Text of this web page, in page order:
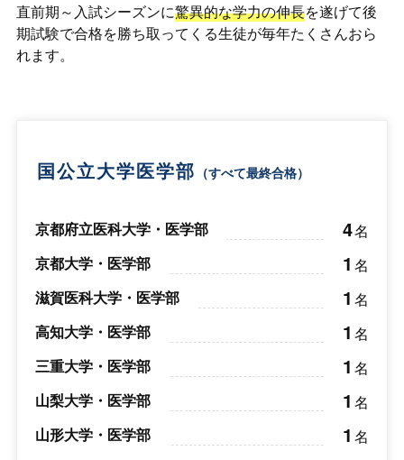
直前期～入試シーズンに驚異的な学力の伸長を遂げて後
期試験で合格を勝ち取ってくる生徒が毎年たくさんおら
れます。
国公立大学医学部 （すべて最終合格）
京都府立医科大学・医学部 4名
京都大学・医学部
1 名
滋賀医科大学・医学部
1 名
高知大学・医学部
1 名
三重大学・医学部
1 名
山梨大学・医学部
1 名
山形大学・医学部
1 名